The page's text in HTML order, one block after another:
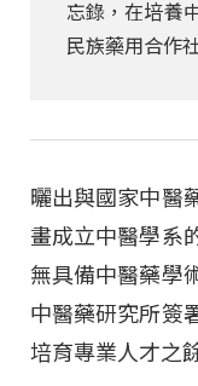
忘錄，在培養
民族藥用合作
曬出與國家中醫
畫成立中醫學系
無具備中醫藥學
中醫藥研究所簽
培育專業人才之